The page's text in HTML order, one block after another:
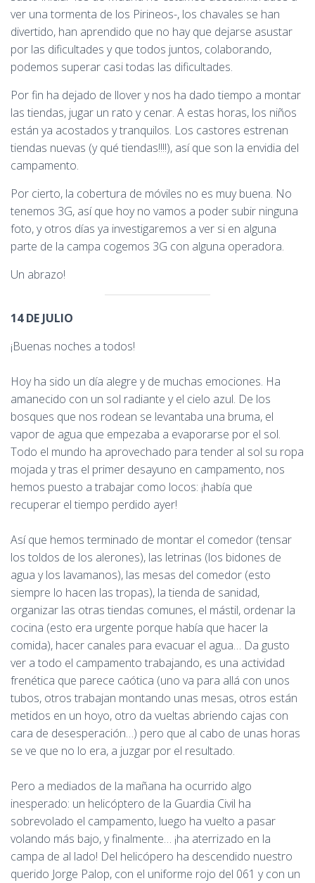
ver una tormenta de los Pirineos-, los chavales se han
divertido, han aprendido que no hay que dejarse asustar
por las dificultades y que todos juntos, colaborando,
podemos superar casi todas las dificultades.
Por fin ha dejado de llover y nos ha dado tiempo a montar
las tiendas, jugar un rato y cenar. A estas horas, los niños
están ya acostados y tranquilos. Los castores estrenan
tiendas nuevas (y qué tiendas!!!!), así que son la envidia del
campamento.
Por cierto, la cobertura de móviles no es muy buena. No
tenemos 3G, así que hoy no vamos a poder subir ninguna
foto, y otros días ya investigaremos a ver si en alguna
parte de la campa cogemos 3G con alguna operadora.
Un abrazo!
14 DE JULIO
¡Buenas noches a todos!
Hoy ha sido un día alegre y de muchas emociones. Ha
amanecido con un sol radiante y el cielo azul. De los
bosques que nos rodean se levantaba una bruma, el
vapor de agua que empezaba a evaporarse por el sol.
Todo el mundo ha aprovechado para tender al sol su ropa
mojada y tras el primer desayuno en campamento, nos
hemos puesto a trabajar como locos: ¡había que
recuperar el tiempo perdido ayer!
Así que hemos terminado de montar el comedor (tensar
los toldos de los alerones), las letrinas (los bidones de
agua y los lavamanos), las mesas del comedor (esto
siempre lo hacen las tropas), la tienda de sanidad,
organizar las otras tiendas comunes, el mástil, ordenar la
cocina (esto era urgente porque había que hacer la
comida), hacer canales para evacuar el agua… Da gusto
ver a todo el campamento trabajando, es una actividad
frenética que parece caótica (uno va para allá con unos
tubos, otros trabajan montando unas mesas, otros están
metidos en un hoyo, otro da vueltas abriendo cajas con
cara de desesperación…) pero que al cabo de unas horas
se ve que no lo era, a juzgar por el resultado.
Pero a mediados de la mañana ha ocurrido algo
inesperado: un helicóptero de la Guardia Civil ha
sobrevolado el campamento, luego ha vuelto a pasar
volando más bajo, y finalmente… ¡ha aterrizado en la
campa de al lado! Del helicópero ha descendido nuestro
querido Jorge Palop, con el uniforme rojo del 061 y con un